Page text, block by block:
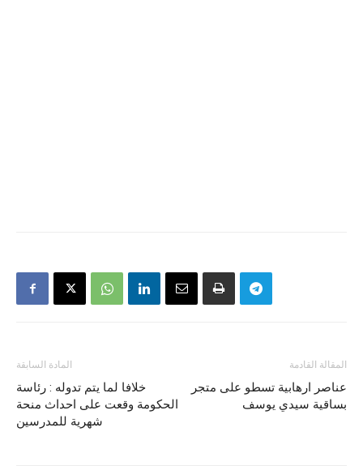
المادة السابقة
خلافا لما يتم تدوله : رئاسة
الحكومة وقعت على احداث منحة
شهرية للمدرسين
المقالة القادمة
عناصر ارهابية تسطو على متجر
بساقية سيدي يوسف